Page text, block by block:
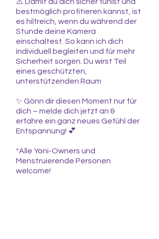
⚠️ Damit du dich sicher fühlst und
bestmöglich profitieren kannst, ist
es hilfreich, wenn du während der
Stunde deine Kamera
einschaltest. So kann ich dich
individuell begleiten und für mehr
Sicherheit sorgen. Du wirst Teil
eines geschützten,
unterstützenden Raum
✨ Gönn dir diesen Moment nur für
dich – melde dich jetzt an &
erfahre ein ganz neues Gefühl der
Entspannung! 💕
*Alle Yoni-Owners und
Menstruierende Personen
welcome!